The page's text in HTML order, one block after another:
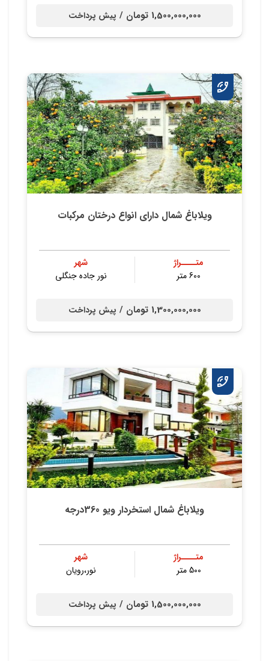
1,500,000,000 تومان / پیش پرداخت
ویلاباغ شمال دارای انواع درختان مرکبات
متــــراژ
600 متر
شهر
نور جاده جنگلی
1,300,000,000 تومان / پیش پرداخت
ویلاباغ شمال استخردار ویو 360درجه
متــــراژ
500 متر
شهر
نور،رویان
1,500,000,000 تومان / پیش پرداخت